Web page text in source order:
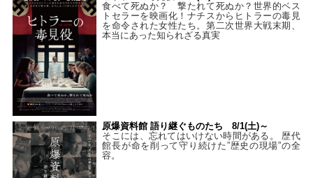
食べて死ぬか？ 撃たれて死ぬか？世界的ベス
トセラーを映画化！ナチスからヒトラーの毒見
を命令された女性たち。第二次世界大戦末期、
本当にあった知られざる真実
原爆資料館 語り継ぐものたち 8/1(土)～
そこには、忘れてはいけない時間がある。 歴代
館長が命を削って守り続けた”歴史の現場”の全
容。